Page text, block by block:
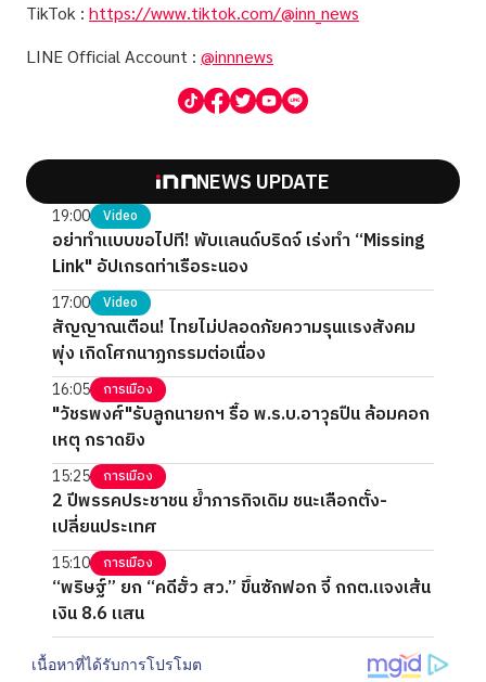
TikTok : https://www.tiktok.com/@inn_news
LINE Official Account : @innnews
NEWS UPDATE
19:00 Video
อย่าทำแบบขอไปที! พับแลนด์บริดจ์ เร่งทำ “Missing
Link" อัปเกรดท่าเรือระนอง
17:00 Video
สัญญาณเตือน! ไทยไม่ปลอดภัยความรุนแรงสังคม
พุ่ง เกิดโศกนาฏกรรมต่อเนื่อง
16:05 การเมือง
"วัชรพงศ์"รับลูกนายกฯ รื้อ พ.ร.บ.อาวุธปืน ล้อมคอก
เหตุ กราดยิง
15:25 การเมือง
2 ปีพรรคประชาชน ย้ำภารกิจเดิม ชนะเลือกตั้ง-
เปลี่ยนประเทศ
15:10 การเมือง
“พริษฐ์” ยก “คดีฮั้ว สว.” ขึ้นซักฟอก จี้ กกต.แจงเส้น
เงิน 8.6 แสน